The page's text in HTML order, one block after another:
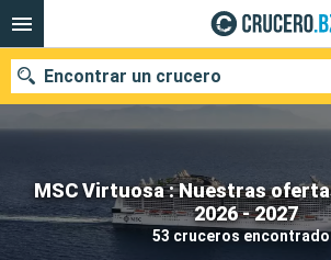
MSC Virtuosa : Nuestras
2026 - 2027
53 cruceros
Encontrar un crucero
Nuestros destinos
Fecha de salida